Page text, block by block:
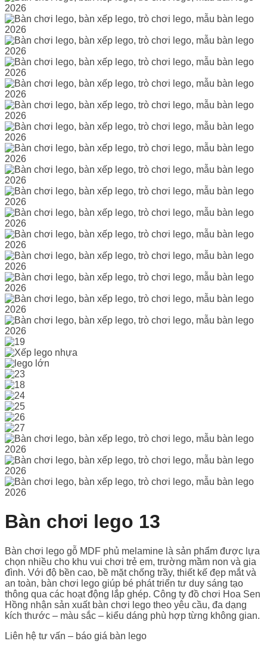
Bàn chơi lego 13
Bàn chơi lego gỗ MDF phủ melamine là sản phẩm được lựa
chọn nhiều cho khu vui chơi trẻ em, trường mầm non và gia
đình. Với độ bền cao, bề mặt chống trầy, thiết kế đẹp mắt và
an toàn, bàn chơi lego giúp bé phát triển tư duy sáng tạo
thông qua các hoạt động lắp ghép. Công ty đồ chơi Hoa Sen
Hồng nhận sản xuất bàn chơi lego theo yêu cầu, đa dạng
kích thước – màu sắc – kiểu dáng phù hợp từng không gian.
Liên hệ tư vấn – báo giá bàn lego